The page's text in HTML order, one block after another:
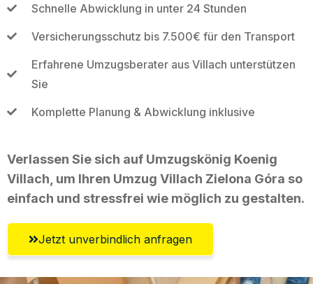
Schnelle Abwicklung in unter 24 Stunden
Versicherungsschutz bis 7.500€ für den Transport
Erfahrene Umzugsberater aus Villach unterstützen
Sie
Komplette Planung & Abwicklung inklusive
Verlassen Sie sich auf Umzugskönig Koenig
Villach, um Ihren Umzug Villach Zielona Góra so
einfach und stressfrei wie möglich zu gestalten.
Jetzt unverbindlich anfragen